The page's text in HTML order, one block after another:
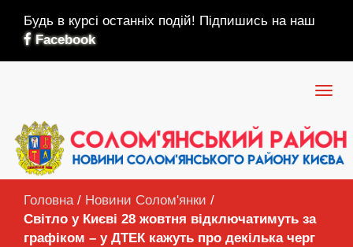
Будь в курсі останніх подій! Підпишись на наш
Facebook
Головна / Новини Солом'янки /
Світло у Києві 28 жовтня відключатимуть за
графіком – у ДТЕК кажуть про декілька черг